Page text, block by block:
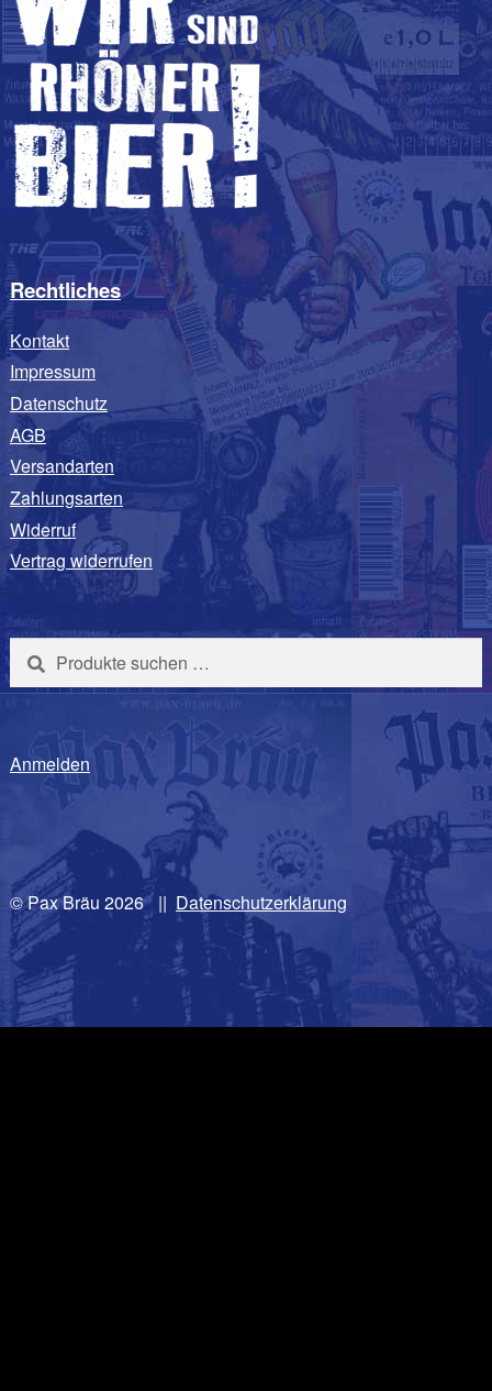
Rechtliches
Kontakt
Impressum
Datenschutz
AGB
Versandarten
Zahlungsarten
Widerruf
Vertrag widerrufen
Suchen
nach:
Suchen
Anmelden
© Pax Bräu 2026 | Datenschutzerklärung